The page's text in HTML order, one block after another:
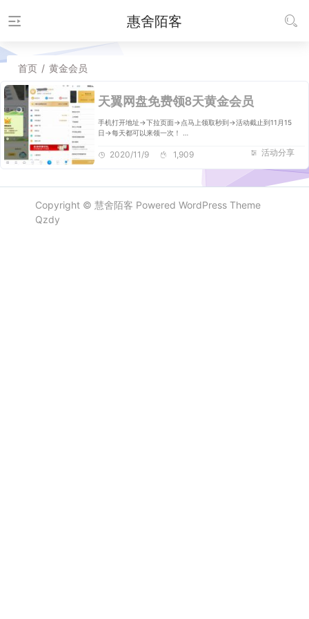
惠舍陌客
首页 / 黄金会员
天翼网盘免费领8天黄金会员
手机打开地址->下拉页面->点马上领取秒到->活动截止到11月15
日->每天都可以来领一次！ …
活动分享
2020/11/9 1,909
Copyright © 慧舍陌客 Powered WordPressTheme
Qzdy